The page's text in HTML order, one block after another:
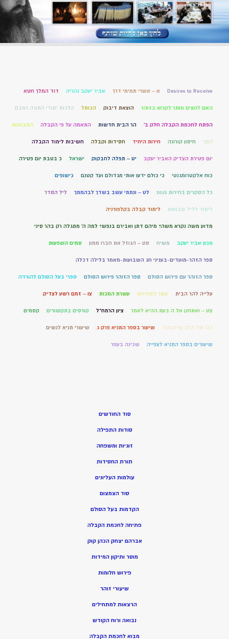
Desires to Receive א – אשרי תמימי דרך אביר יעקב נהריה דוד המלך חטא
האם לנשים מותר לקרוא בזוהר הוצאת דיבוק הכותל הלכות יסודי התורה רמבם
הפתח לחכמת הקבלה חלק ב' הר הבית חדשות התאמה על פי הקבלה התבוננות
התך חיסון קורונה חירות היחיד חסידות וקבלה חשיבות לימוד הקבלה
יום פטירת הצדיק האביר יעקב יט – תפלה לחבקוק ישראל כ בטבת יום פטירה
כוח אלקטרומגנטי כי כולם ידעו אותי מגדולם ועד קטנם כישופים
כל הסקרים בחירות 2015 לט – ונתתי עשב בשדך לבהמתך ליל הסדר
לימוד לליל שבועות לימוד קבלה בקלפורניה
מדוע משה נקרא משה? מיהם דתן ואבירם בנפש? למה ה' מתגלה רק בהר סיני
מכון אביר יעקב משיח סט – הגוזל את חברו ממון סמים השפעות
ספר הזהר-מועדים-בעניני חג השבועות-מאמר בלילה דכלה
ספר הזוהר עם פירוש הסולם ספר הזוהר פירוש הסולם ספרי בעל הסולם להורדה
עלייה להר הבית עשר הספירות עשרת המכות צו – זמם רשע לצדיק
צט – ואתחנן אל ה בעת ההיא לאמר ציון הרמח"ל קורסים בתקשורים קסמים
רבו של הרב שיינברגר שיעור בספר התניא פרק ג שיעורי תניא לנשים
שיעורים בספר התניא לצפייה שכינה בעפר
סוד החודשים
סודות התפילה
זוגיות ומשפחה
תורת החסידות
עולמות העליונים
סוד הצמצום
הקדמות בעל הסולם
פתיחה לחכמת הקבלה
אברהם יצחק הכהן קוק
מוסר ותיקון המידות
פירוש חלומות
שיעורי זוהר
הרצאות למתחילים
נבואה ורוח הקודש
מבוא לחכמת הקבלה